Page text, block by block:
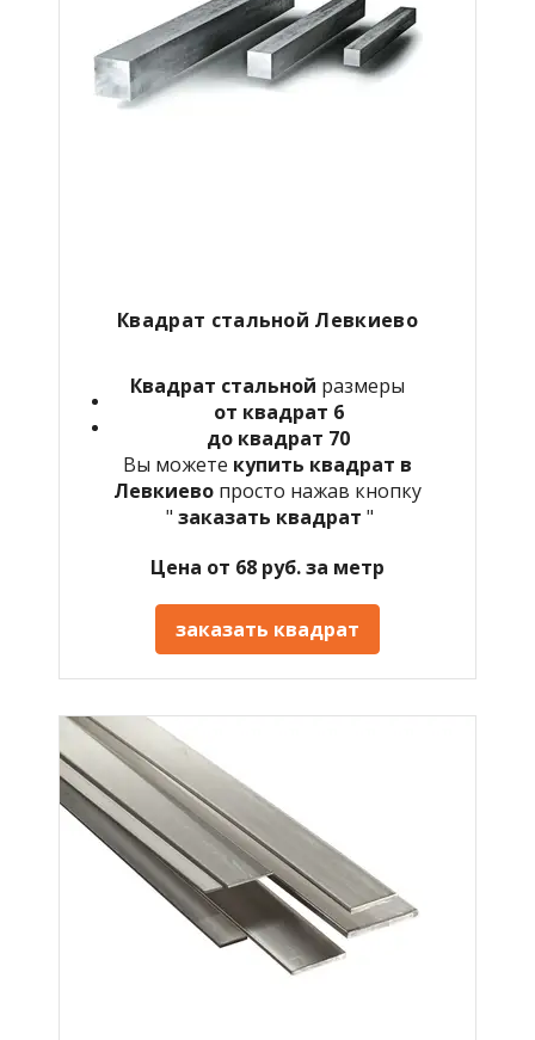
Квадрат стальной Левкиево
Квадрат стальной размеры
от квадрат 6
до квадрат 70
Вы можете купить квадрат в
Левкиево просто нажав кнопку
" заказать квадрат "
Цена от 68 руб. за метр
заказать квадрат